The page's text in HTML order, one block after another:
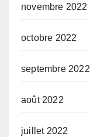
novembre 2022
octobre 2022
septembre 2022
août 2022
juillet 2022